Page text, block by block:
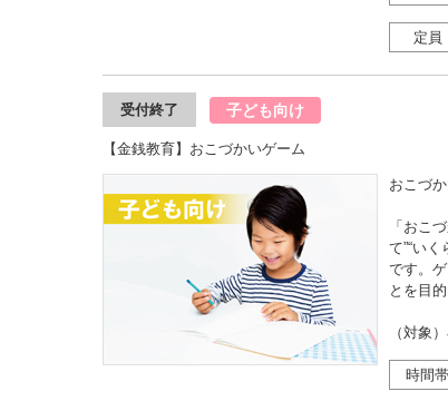
定員
受付終了 子ども向け
【金銭教育】おこづかいゲーム
おこづ
「おこ
て”“い
です。
とを目
（対象
時間帯